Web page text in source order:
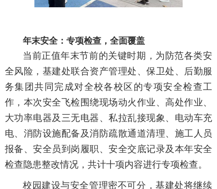
年末安全：专项检查，全面覆盖
当前正值年末节前的关键时期，为防范各类安
全风险，基建处联合资产管理处、保卫处、后勤服
务集团共同完成对全校各校区的专项安全检查工
作，本次安全飞检围绕现场动火作业、高处作业、
大功率电器及三无电器、私拉乱接现象、电动车充
电、消防设施配备及消防疏散通道清理、施工人员
报备、安全员到岗履职、安全交底记录及本年安全
检查隐患整改情况，共计十项内容进行专项检查。
校园建设与安全管理密不可分，基建处将继续